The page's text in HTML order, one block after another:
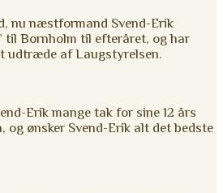
nu næstformand Svend-Erik
til Bornholm til efteråret, og har
udtræde af Laugstyrelsen.
Erik mange tak for sine 12 års
og ønsker Svend-Erik alt det bedste